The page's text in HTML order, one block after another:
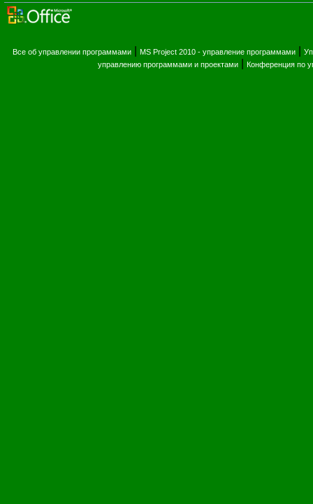
Все об управлении программами MS Project 2010 - управление программами
управлению программами и проектами| Конференция по